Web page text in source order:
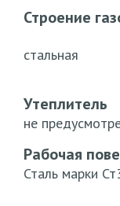
Строение
стальная
Утеплитель
не
Рабочая
Сталь марки